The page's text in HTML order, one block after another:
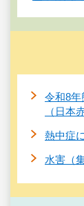
令和8年
（日本
熱中症
水害（